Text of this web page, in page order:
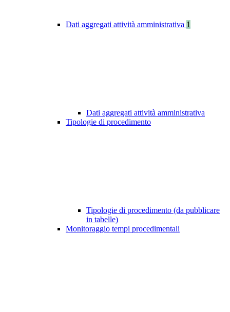
Dati aggregati attività amministrativa 1
Dati aggregati attività amministrativa
Tipologie di procedimento
Tipologie di procedimento (da pubblicare
in tabelle)
Monitoraggio tempi procedimentali